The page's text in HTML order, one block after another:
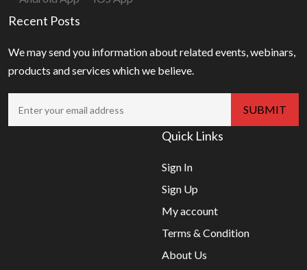
Recent Posts
We may send you information about related events, webinars,
products and services which we believe.
Quick Links
Sign In
Sign Up
My account
Terms & Condition
About Us